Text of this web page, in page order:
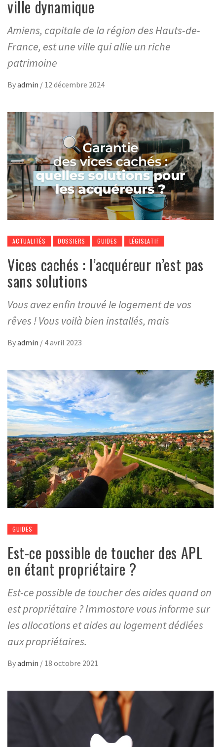
ville dynamique
Amiens, capitale de la région des Hauts-de-
France, est une ville qui allie un riche
patrimoine
Byadmin / 12 décembre 2024
ACTUALITÉS DOSSIERS GUIDES LÉGISLATIF
Vices cachés : l’acquéreur n’est pas
sans solutions
Vous avez enfin trouvé le logement de vos
rêves ! Vous voilà bien installés, mais
Byadmin / 4 avril 2023
GUIDES
Est-ce possible de toucher des APL
en étant propriétaire ?
Est-ce possible de toucher des aides quand on
est propriétaire ? Immostore vous informe sur
les allocations et aides au logement dédiées
aux propriétaires.
Byadmin / 18 octobre 2021